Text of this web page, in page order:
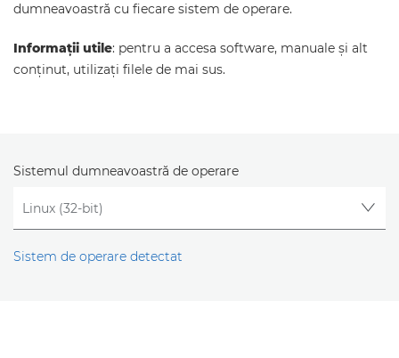
dumneavoastră cu fiecare sistem de operare.
Informaţii utile: pentru a accesa software, manuale şi alt
conţinut, utilizaţi filele de mai sus.
Sistemul dumneavoastră de operare
Sistem de operare detectat